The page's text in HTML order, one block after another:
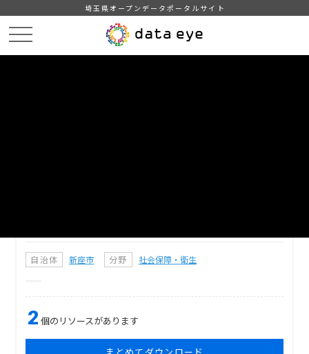
埼玉県オープンデータポータルサイト
自治体 新座市 分野 社会保障・衛生
2 個のリソースがあります